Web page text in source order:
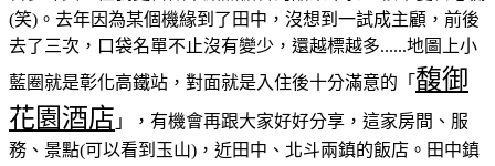
(笑)。去年因為某個機緣到了田中，沒想到一試成主顧，前後
去了三次，口袋名單不止沒有變少，還越標越多......地圖上小
藍圈就是彰化高鐵站，對面就是入住後十分滿意的「 馥御
花園酒店 」，有機會再跟大家好好分享，這家房間、服
務、景點(可以看到玉山)，近田中、北斗兩鎮的飯店。田中鎮